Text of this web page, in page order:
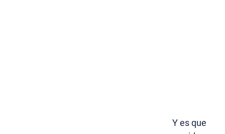
Y es que